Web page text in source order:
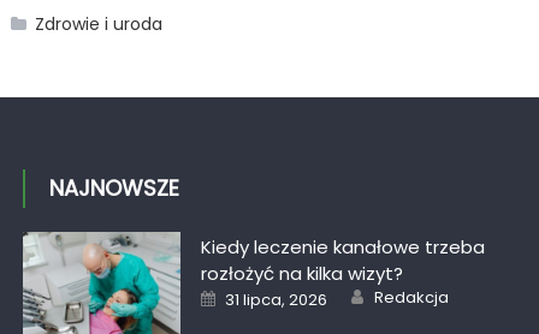
Zdrowie i uroda
NAJNOWSZE
Kiedy leczenie kanałowe trzeba
rozłożyć na kilka wizyt?
Posted
on
31 lipca, 2026 Author
Redakcja